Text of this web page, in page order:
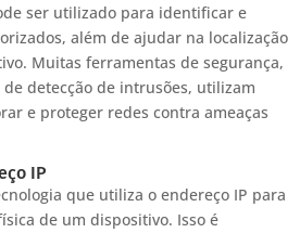
ser utilizado para identificar e
além de ajudar na localização
Muitas ferramentas de segurança,
detecção de intrusões, utilizam
e proteger redes contra ameaças
IP
que utiliza o endereço IP para
de um dispositivo. Isso é